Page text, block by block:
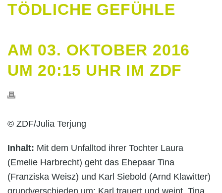
TÖDLICHE GEFÜHLE
AM 03. OKTOBER 2016
UM 20:15 UHR IM ZDF
© ZDF/Julia Terjung
Inhalt: Mit dem Unfalltod ihrer Tochter Laura
(Emelie Harbrecht) geht das Ehepaar Tina
(Franziska Weisz) und Karl Siebold (Arnd Klawitter)